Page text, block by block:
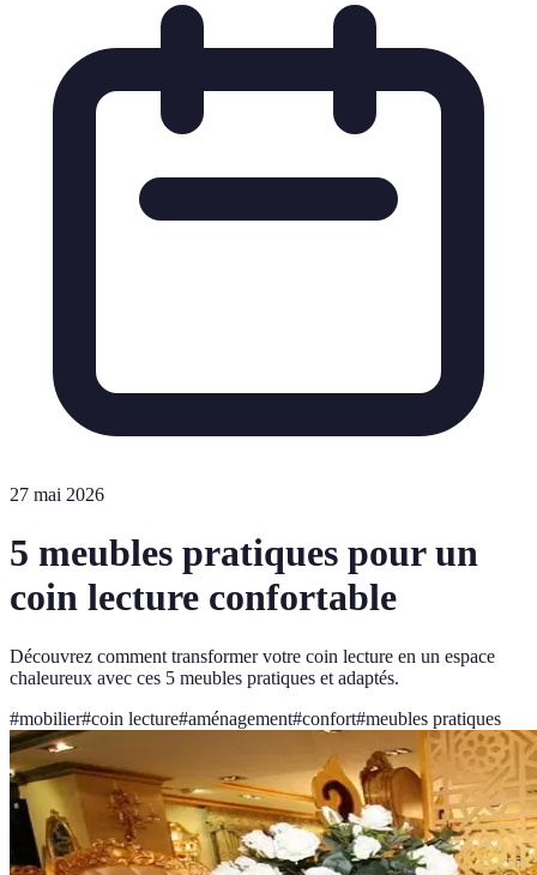
27 mai 2026
5 meubles pratiques pour un
coin lecture confortable
Découvrez comment transformer votre coin lecture en un espace
chaleureux avec ces 5 meubles pratiques et adaptés.
#mobilier#coin lecture#aménagement#confort#meubles pratiques